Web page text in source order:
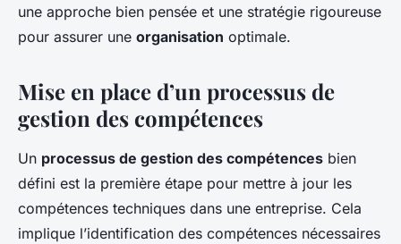
Martin•30 avril 2024•5 min de lecture
une approche bien pensée et une stratégie rigoureuse
pour assurer une organisation optimale.
Mise en place d’un processus de
gestion des compétences
Un processus de gestion des compétences bien
défini est la première étape pour mettre à jour les
compétences techniques dans une entreprise. Cela
implique l’identification des compétences nécessaires